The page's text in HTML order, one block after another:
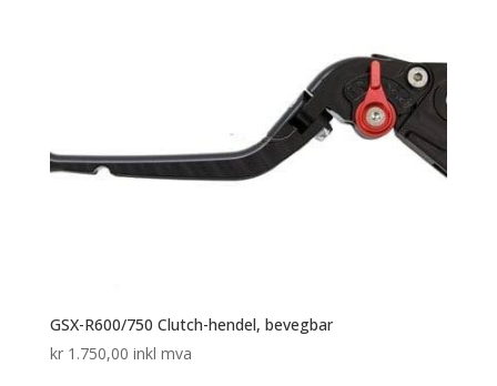
GSX-R600/750 Clutch-hendel, bevegbar
kr1.750,00 inkl mva